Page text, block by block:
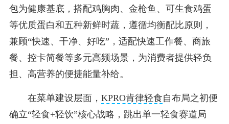
包为健康基底，搭配鸡胸肉、金枪鱼、可生食鸡蛋
等优质蛋白和五种新鲜时蔬，遵循均衡配比原则，
兼顾“快速、干净、好吃”，适配快速工作餐、商旅
餐、控卡简餐等多元高频场景，为消费者提供轻负
担、高营养的便捷能量补给。
在菜单建设层面， KPRO肯律轻食自布局之初便
确立“轻食+轻饮”核心战略，跳出单一轻食赛道局